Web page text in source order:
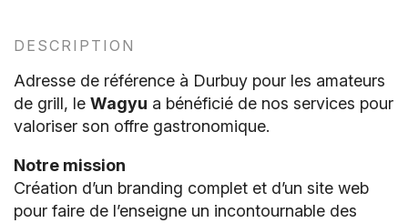
DESCRIPTION
Adresse de référence à Durbuy pour les amateurs
de grill, le Wagyu a bénéficié de nos services pour
valoriser son offre gastronomique.
Notre mission
Création d’un branding complet et d’un site web
pour faire de l’enseigne un incontournable des